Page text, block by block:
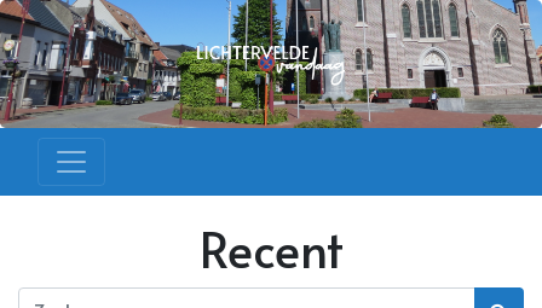
Recent